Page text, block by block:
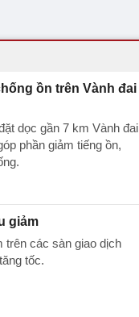
ồn trên Vành đai
dọc gần 7 km Vành đai
phần giảm tiếng ồn,
giảm
trên các sàn giao dịch
tốc.